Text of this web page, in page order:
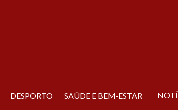
DESPORTO SAÚDE E BEM-ESTAR